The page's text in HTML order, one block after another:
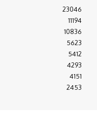
23046
11194
10836
5623
5412
4293
4151
2453